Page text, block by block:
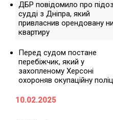
ДБР повідомило про
судді з Дніпра, який
привласнив орендовану
квартиру
Перед судом постане
перебіжчик, який у
захопленому Херсоні
охороняв окупаційну
10.02.2025